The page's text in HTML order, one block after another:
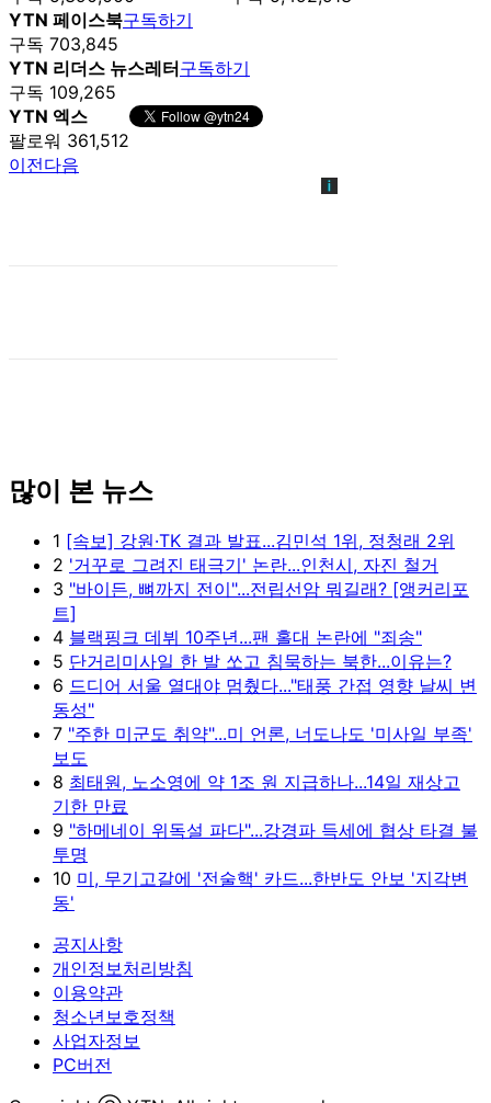
YTN 페이스북
구독 703,845
구독하기
YTN 리더스 뉴스레터
구독 109,265
구독하기
YTN 엑스
팔로워 361,512
이전다음
많이 본 뉴스
1 [속보] 강원·TK 결과 발표...김민석 1위, 정청래 2위
2 '거꾸로 그려진 태극기' 논란...인천시, 자진 철거
3 "바이든, 뼈까지 전이"...전립선암 뭐길래? [앵커리포
트]
4 블랙핑크 데뷔 10주년...팬 홀대 논란에 "죄송"
5 단거리미사일 한 발 쏘고 침묵하는 북한...이유는?
6 드디어 서울 열대야 멈췄다..."태풍 간접 영향 날씨 변
동성"
7 "주한 미군도 취약"...미 언론, 너도나도 '미사일 부족'
보도
8 최태원, 노소영에 약 1조 원 지급하나...14일 재상고
기한 만료
9 "하메네이 위독설 파다"...강경파 득세에 협상 타결 불
투명
10 미, 무기고갈에 '전술핵' 카드...한반도 안보 '지각변
동'
공지사항
개인정보처리방침
이용약관
청소년보호정책
사업자정보
PC버전